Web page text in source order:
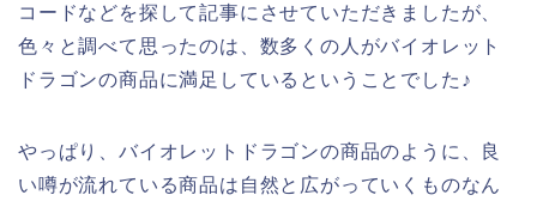
コードなどを探して記事にさせていただきましたが、
色々と調べて思ったのは、数多くの人がバイオレット
ドラゴンの商品に満足しているということでした♪
やっぱり、バイオレットドラゴンの商品のように、良
い噂が流れている商品は自然と広がっていくものなん